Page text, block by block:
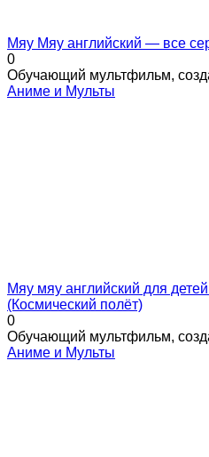
Мяу Мяу английский — все
0
Обучающий мультфильм,
Аниме и Мульты
Мяу мяу английский для
(Космический полёт)
0
Обучающий мультфильм,
Аниме и Мульты